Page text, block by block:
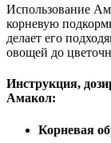
Использование
корневую
делает его
овощей до
Инструкция,
Амакол:
Корневая